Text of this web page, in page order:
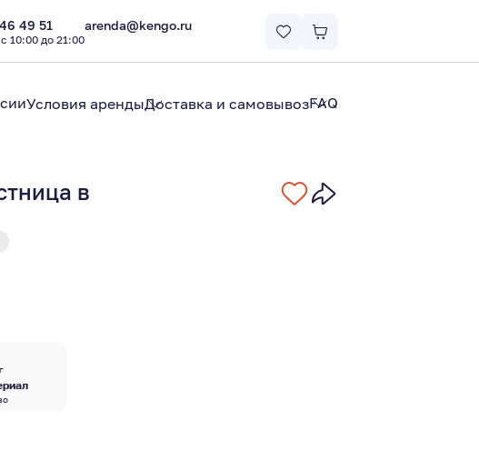
49 51
10:00 до 21:00
arenda@kengo.ru
Условия арендыДоставка и самовывозFAQ
в